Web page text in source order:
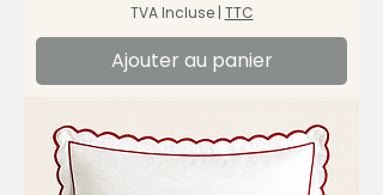
TVA Incluse| TTC
Ajouter au panier